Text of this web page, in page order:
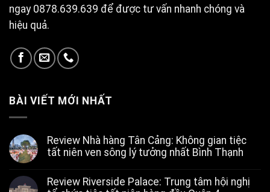
ngay 0878.639.639 để được tư vấn nhanh chóng và
hiệu quả.
BÀI VIẾT MỚI NHẤT
Review Nhà hàng Tân Cảng: Không gian tiệc
tất niên ven sông lý tưởng nhất Bình Thạnh
bình
Review Riverside Palace: Trung tâm hội nghị